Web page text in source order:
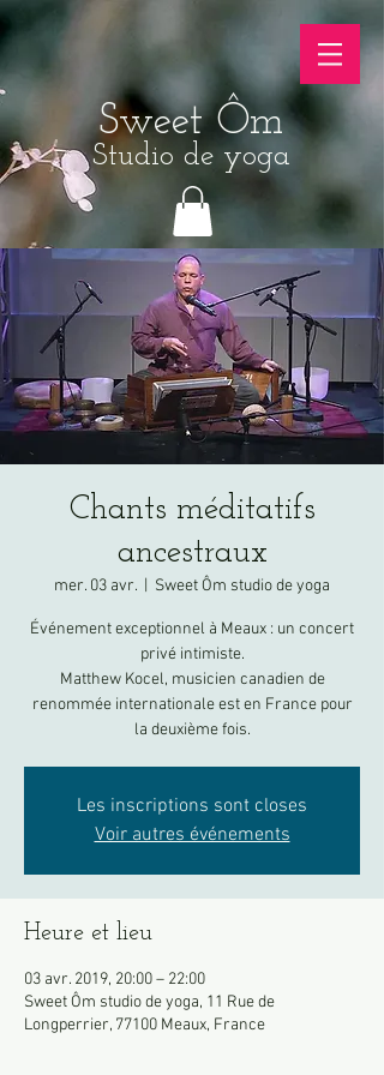
Sweet Ôm
Studio de yoga
Chants méditatifs
ancestraux
mer. 03 avr. Sweet Ôm studio de yoga
Événement exceptionnel à Meaux : un concert
privé intimiste.
Matthew Kocel, musicien canadien de
renommée internationale est en France pour
la deuxième fois.
Les inscriptions sont closes
Voir autres événements
Heure et lieu
03 avr. 2019, 20:00 – 22:00
Sweet Ôm studio de yoga, 11 Rue de
Longperrier, 77100 Meaux, France